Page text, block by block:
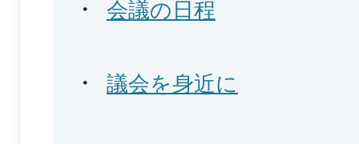
会議の日程
議会を身近に